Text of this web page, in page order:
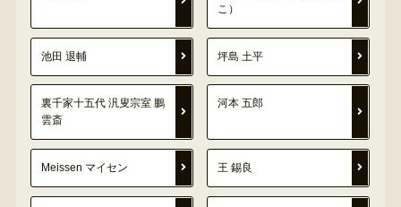
こ）
池田 退輔 坪島 土平
裏千家十五代 汎叟宗室 鵬
雲斎
河本 五郎
Meissen マイセン 王 錫良